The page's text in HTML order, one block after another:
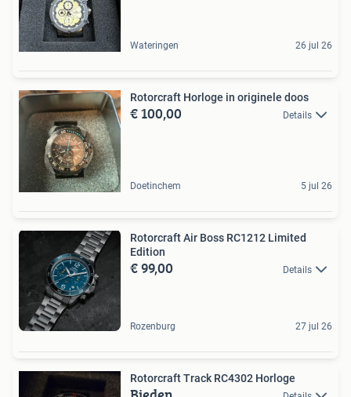
Wateringen 26 jul 26
Rotorcraft Horloge in originele doos
€ 100,00 Details
Doetinchem 5 jul 26
Rotorcraft Air Boss RC1212 Limited
Edition
€ 99,00 Details
Rozenburg 27 jul 26
Rotorcraft Track RC4302 Horloge